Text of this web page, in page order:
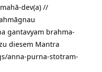
dev(a) //
gantavyam brahma-
diesem Mantra
anna-purna-stotram-